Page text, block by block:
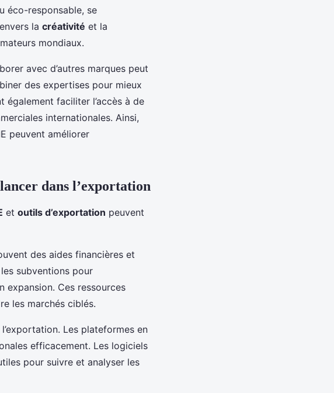
éco-responsable, se
la créativité et la
mondiaux.
avec d’autres marques peut
des expertises pour mieux
également faciliter l’accès à de
internationales. Ainsi,
peuvent améliorer
dans l’exportation
et outils d’exportation peuvent
des aides financières et
subventions pour
expansion. Ces ressources
les marchés ciblés.
Les plateformes en
efficacement. Les logiciels
pour suivre et analyser les